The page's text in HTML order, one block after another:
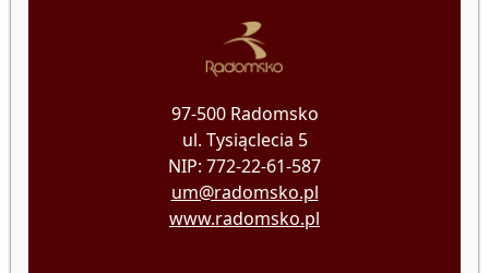
97-500 Radomsko
ul. Tysiąclecia 5
NIP: 772-22-61-587
um@radomsko.pl
www.radomsko.pl